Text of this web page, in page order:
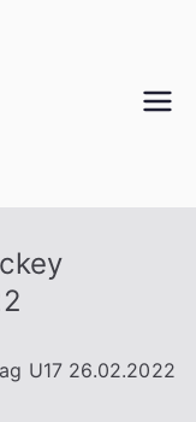
U17 26.02.2022